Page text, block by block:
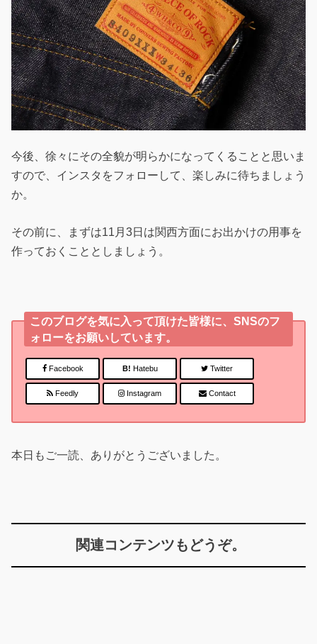
今後、徐々にその全貌が明らかになってくることと思いま
すので、インスタをフォローして、楽しみに待ちましょう
か。
その前に、まずは11月3日は関西方面にお出かけの用事を
作っておくこととしましょう。
このブログを気に入って頂けた皆様に、SNSのフ
ォローをお願いしています。
Facebook B! Hatebu Twitter
Feedly Instagram Contact
本日もご一読、ありがとうございました。
関連コンテンツもどうぞ。